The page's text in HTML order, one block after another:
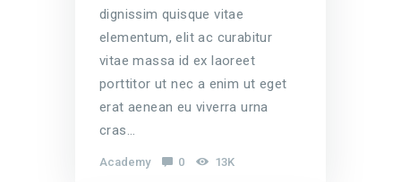
dignissim quisque vitae
elementum, elit ac curabitur
vitae massa id ex laoreet
porttitor ut nec a enim ut eget
erat aenean eu viverra urna
cras…
Academy 0 13K